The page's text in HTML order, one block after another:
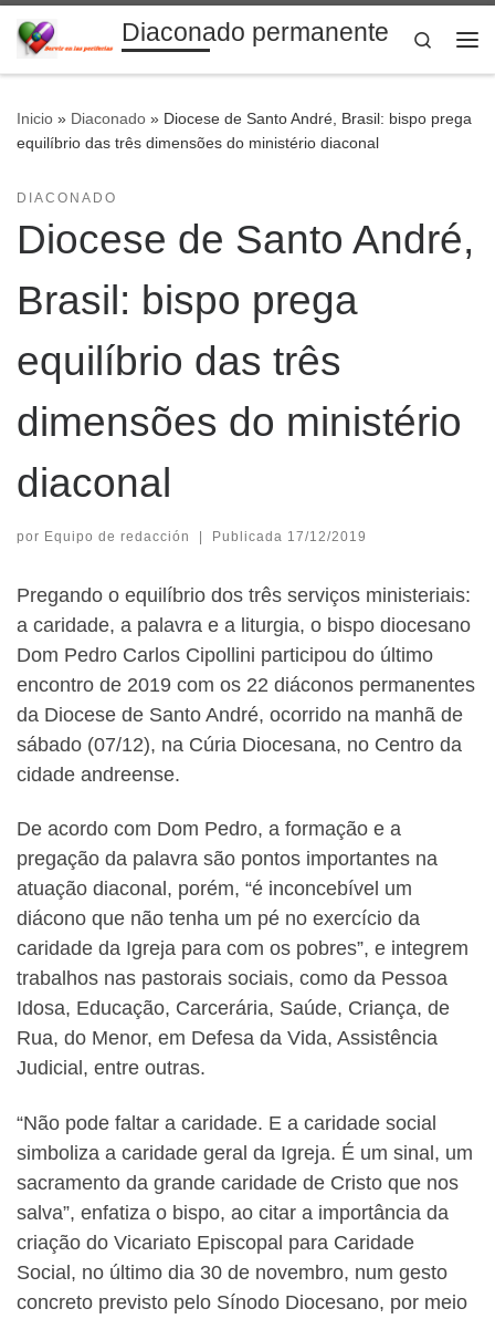
Saltar al contenidoDiaconado permanente
Search
Inicio » Diaconado » Diocese de Santo André, Brasil: bispo prega
equilíbrio das três dimensões do ministério diaconal
DIACONADO
Diocese de Santo André,
Brasil: bispo prega
equilíbrio das três
dimensões do ministério
diaconal
por Equipo de redacción | Publicada 17/12/2019
Pregando o equilíbrio dos três serviços ministeriais:
a caridade, a palavra e a liturgia, o bispo diocesano
Dom Pedro Carlos Cipollini participou do último
encontro de 2019 com os 22 diáconos permanentes
da Diocese de Santo André, ocorrido na manhã de
sábado (07/12), na Cúria Diocesana, no Centro da
cidade andreense.
De acordo com Dom Pedro, a formação e a
pregação da palavra são pontos importantes na
atuação diaconal, porém, “é inconcebível um
diácono que não tenha um pé no exercício da
caridade da Igreja para com os pobres”, e integrem
trabalhos nas pastorais sociais, como da Pessoa
Idosa, Educação, Carcerária, Saúde, Criança, de
Rua, do Menor, em Defesa da Vida, Assistência
Judicial, entre outras.
“Não pode faltar a caridade. E a caridade social
simboliza a caridade geral da Igreja. É um sinal, um
sacramento da grande caridade de Cristo que nos
salva”, enfatiza o bispo, ao citar a importância da
criação do Vicariato Episcopal para Caridade
Social, no último dia 30 de novembro, num gesto
concreto previsto pelo Sínodo Diocesano, por meio